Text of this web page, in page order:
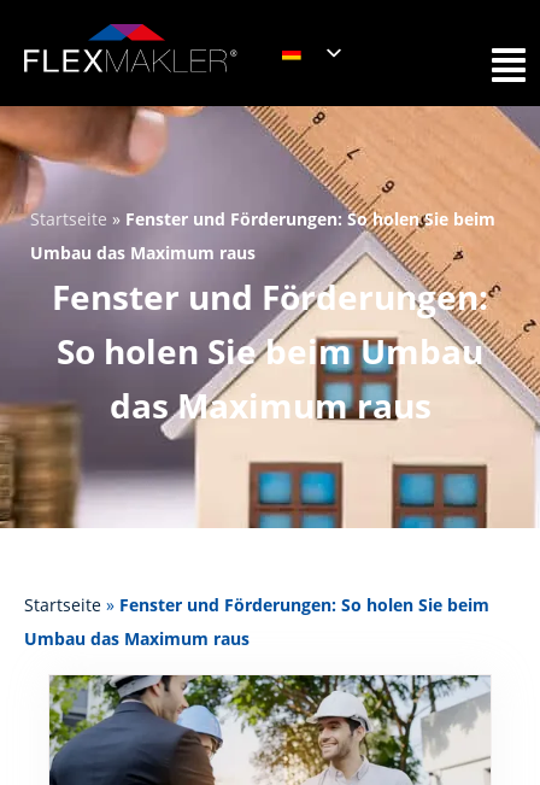
Startseite » Fenster und Förderungen: So holen Sie beim
Umbau das Maximum raus
Fenster und Förderungen:
So holen Sie beim Umbau
das Maximum raus
Startseite » Fenster und Förderungen: So holen Sie beim
Umbau das Maximum raus